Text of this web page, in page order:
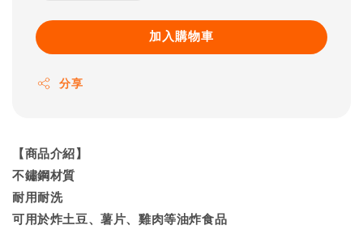
加入購物車
分享
【商品介紹】
不鏽鋼材質
耐用耐洗
可用於炸土豆、薯片、雞肉等油炸食品